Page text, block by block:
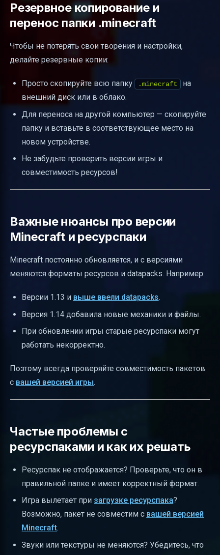
Резервное копирование и
перенос папки .minecraft
Чтобы не потерять свои творения и настройки,
делайте резервные копии:
Просто скопируйте всю папку .minecraft
на
внешний диск или в облако.
Для переноса на другой компьютер — скопируйте
папку и вставьте в соответствующее место на
новом устройстве.
Не забудьте проверить версии игры и
совместимость ресурсов!
Важные нюансы про версии
Minecraft и ресурспаки
Minecraft постоянно обновляется, и с версиями
меняются форматы ресурсов и datapacks. Например:
Версии 1.13 и выше ввели datapacks.
Версия 1.14 добавила новые механики и файлы.
При обновлении игры старые ресурспаки могут
работать некорректно.
Поэтому всегда проверяйте совместимость пакетов
с вашей версией игры.
Частые проблемы с
ресурспаками и как их решать
Ресурспак не отображается? Проверьте, что он в
правильной папке и имеет корректный формат.
Игра вылетает при загрузке ресурспака?
Возможно, пакет не совместим с вашей версией
Minecraft.
Звуки или текстуры не меняются? Убедитесь, что